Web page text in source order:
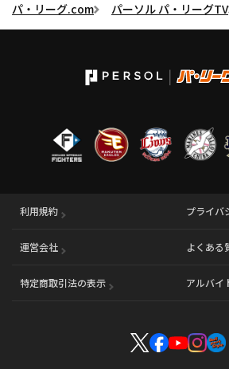
パ・リーグ.com パーソル パ・リーグTV
利用規約 プライバ
運営会社 （別ウィンドウで開く） よくある
特定商取引法の表示 アルバイ